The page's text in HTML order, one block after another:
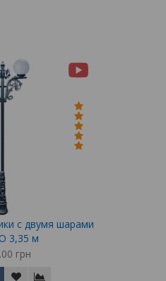
с двумя шарами
3,35 м
грн